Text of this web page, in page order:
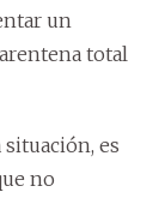
un
total
situación, es
no